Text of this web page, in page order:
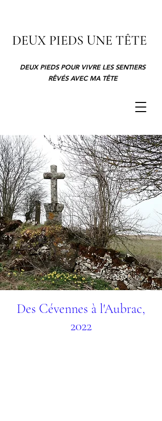
DEUX PIEDS UNE TÊTE
DEUX PIEDS POUR VIVRE LES SENTIERS
RÊVÉS AVEC MA TÊTE
Des Cévennes à l'Aubrac,
2022